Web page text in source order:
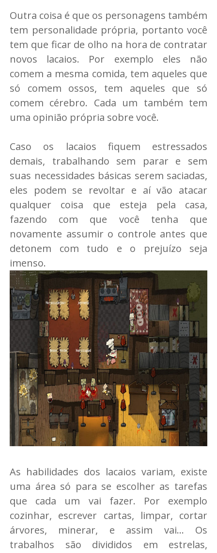
Outra coisa é que os personagens também
tem personalidade própria, portanto você
tem que ficar de olho na hora de contratar
novos lacaios. Por exemplo eles não
comem a mesma comida, tem aqueles que
só comem ossos, tem aqueles que só
comem cérebro. Cada um também tem
uma opinião própria sobre você.
Caso os lacaios fiquem estressados
demais, trabalhando sem parar e sem
suas necessidades básicas serem saciadas,
eles podem se revoltar e aí vão atacar
qualquer coisa que esteja pela casa,
fazendo com que você tenha que
novamente assumir o controle antes que
detonem com tudo e o prejuízo seja
imenso.
As habilidades dos lacaios variam, existe
uma área só para se escolher as tarefas
que cada um vai fazer. Por exemplo
cozinhar, escrever cartas, limpar, cortar
árvores, minerar, e assim vai... Os
trabalhos são divididos em estrelas,